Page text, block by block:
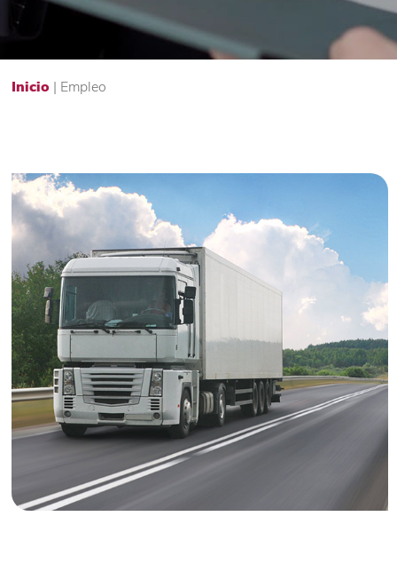
Inicio | Empleo